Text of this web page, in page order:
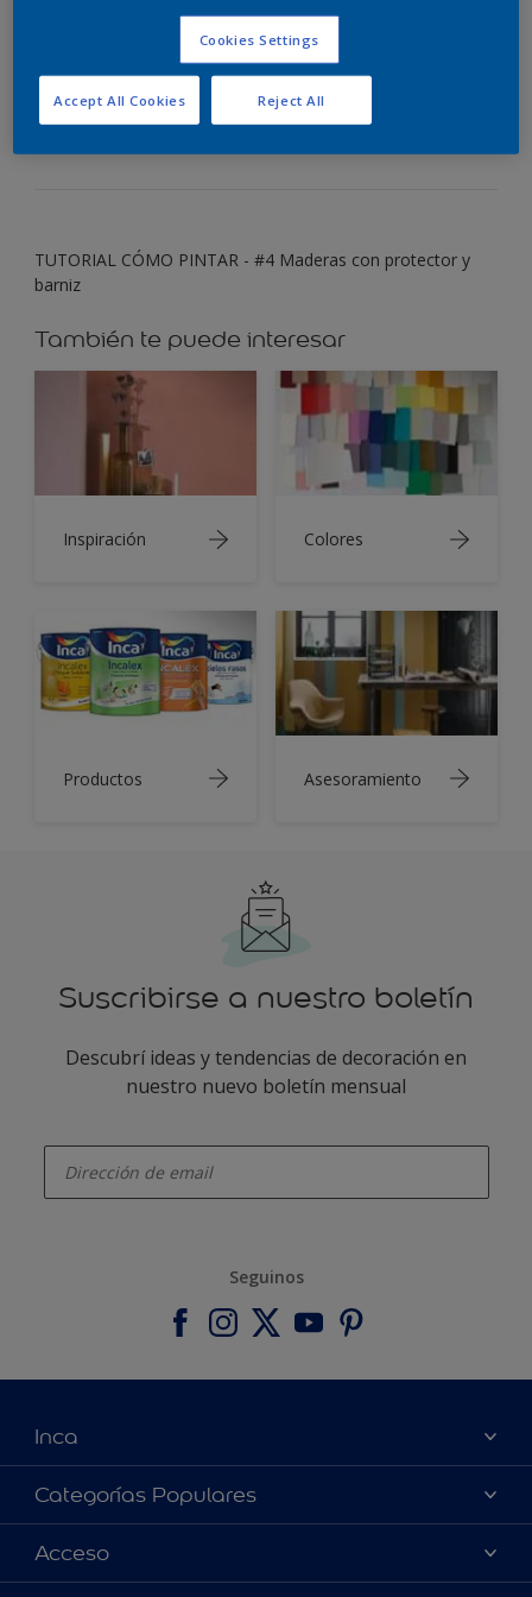
necesidad y manos a la obra!
TUTORIAL CÓMO PINTAR - #4 Maderas con protector y
barniz
También te puede interesar
Inspiración Colores
Productos Asesoramiento
Suscribirse a nuestro boletín
Descubrí ideas y tendencias de decoración en
nuestro nuevo boletín mensual
Seguinos
Inca
Acerca de Inca
Contactanos
Encontrá un distribuidor Inca
Categorías Populares
Colores
Productos
Acceso
Cookies Settings
Reject All
Accept All Cookies